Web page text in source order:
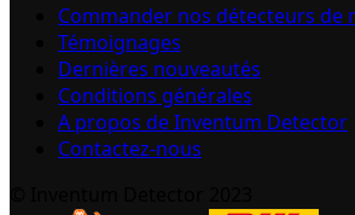
Commander nos détecteurs de
Témoignages
Dernières nouveautés
Conditions générales
A propos de Inventum Detector
Contactez-nous